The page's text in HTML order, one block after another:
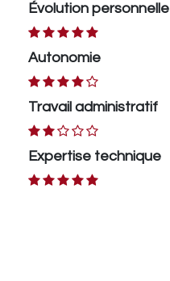
Évolution personnelle
Autonomie
Travail administratif
Expertise technique